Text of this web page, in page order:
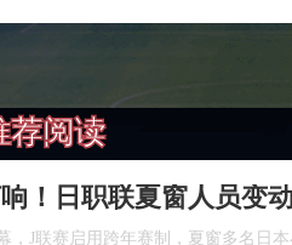
荐阅读
！日职联夏窗人员变
，J联赛启用跨年赛制，夏窗多名日